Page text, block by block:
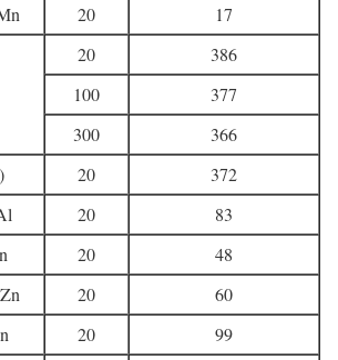
20 17
20
386
100
377
300
366
20
372
20
83
20
48
20
60
20
99